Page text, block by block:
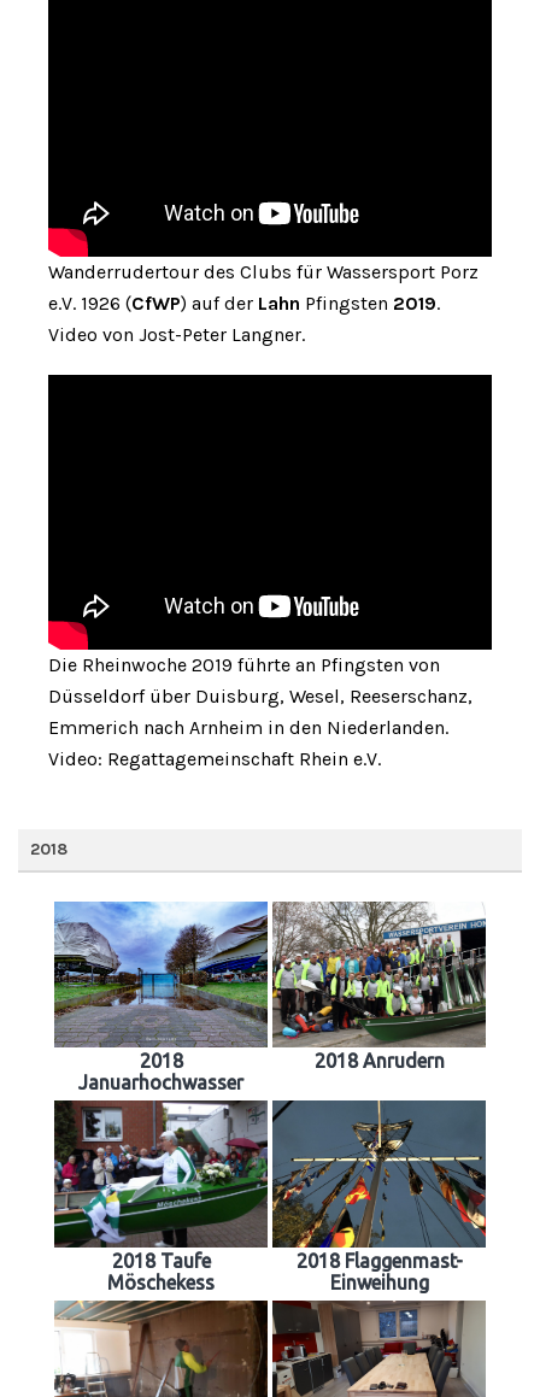
Wanderrudertour des Clubs für Wassersport Porz
e.V. 1926 (CfWP) auf der Lahn Pfingsten 2019.
Video von Jost-Peter Langner.
Die Rheinwoche 2019 führte an Pfingsten von
Düsseldorf über Duisburg, Wesel, Reeserschanz,
Emmerich nach Arnheim in den Niederlanden.
Video: Regattagemeinschaft Rhein e.V.
2018
2018
Januarhochwasser
2018 Anrudern
2018 Taufe
Möschekess
2018 Flaggenmast-
Einweihung